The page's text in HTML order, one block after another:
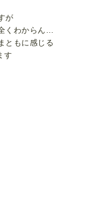
が
くわからん…
ともに感じる
す